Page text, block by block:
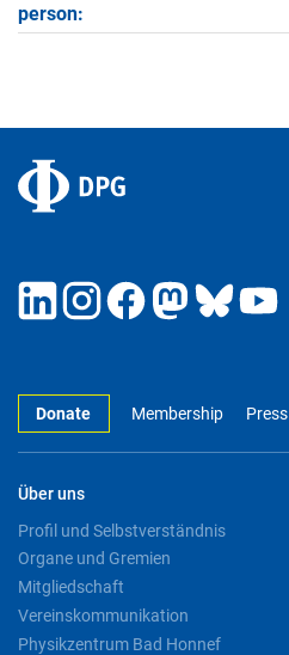
person:
Donate Membership Press
Über uns
Profil und Selbstverständnis
Organe und Gremien
Mitgliedschaft
Vereinskommunikation
Physikzentrum Bad Honnef